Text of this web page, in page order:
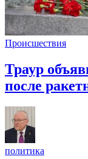
Происшествия
Траур
после
политика